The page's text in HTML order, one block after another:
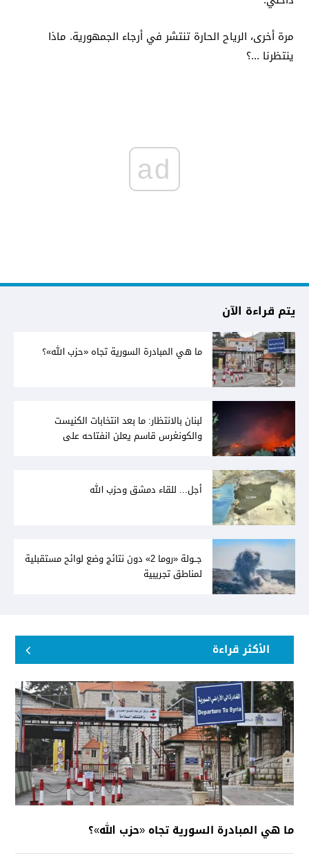
مرة أخرى، الرياح الحارة تنتشر في أرجاء الجمهورية. ماذا
ينتظرنا ...؟
ad
يتم قراءة الآن
ما هي المبادرة السورية تجاه «حزب الله»؟
لبنان بالانتظار: ما بعد انتخابات الكنيست
والكونغرس قاسم يعلن انفتاحه على
أجل... للقاء دمشق وحزب الله
جــولة «روما 2» دون نتائج وضع لوائح مستقبلية
لمناطق تجريبية
الأكثر قراءة
ما هي المبادرة السورية تجاه «حزب الله»؟